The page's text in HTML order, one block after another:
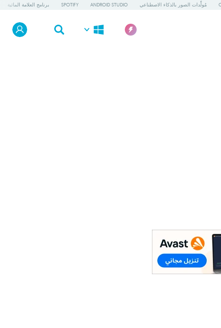
مُولِّدات الصور بالذكاء الاصطناعي ANDROID STUDIO
SPOTIFY برنامج العلامة المائية